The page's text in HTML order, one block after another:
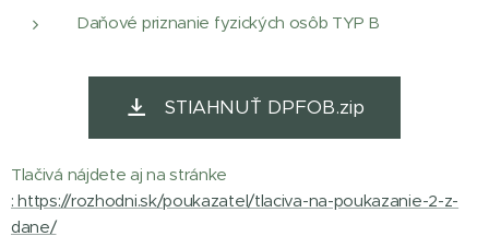
Daňové priznanie fyzických osôb TYP B
STIAHNUŤ DPFOB.zip
Tlačivá nájdete aj na stránke
: https://rozhodni.sk/poukazatel/tlaciva-na-poukazanie-2-z-
dane/